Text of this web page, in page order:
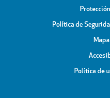
Política de
Política de